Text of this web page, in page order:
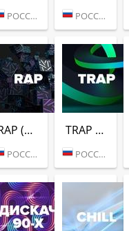
РОССИЯ (МОСКВА) РОССИЯ (МОСКВА)
RAP (DFM)
РОССИЯ (МОСКВА)
TRAP (DFM)
РОССИЯ (МОСКВА)